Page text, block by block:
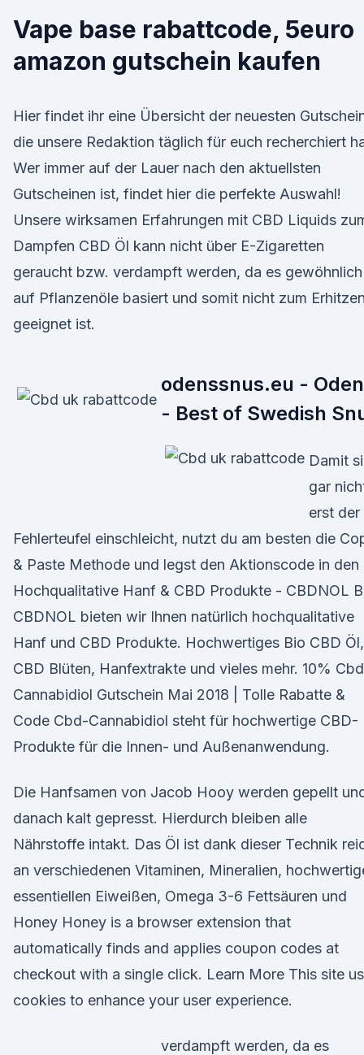
Vape base rabattcode, 5euro
amazon gutschein kaufen
Hier findet ihr eine Übersicht der neuesten
die unsere Redaktion täglich für euch recherchiert
Wer immer auf der Lauer nach den aktuellsten
Gutscheinen ist, findet hier die perfekte Auswahl!
Unsere wirksamen Erfahrungen mit CBD Liquids
Dampfen CBD Öl kann nicht über E-Zigaretten
geraucht bzw. verdampft werden, da es gewöhnlich
auf Pflanzenöle basiert und somit nicht zum Erhitzen
geeignet ist.
odenssnus.eu -
- Best of Swedish
Damit
gar
erst der
Fehlerteufel einschleicht, nutzt du am besten die
& Paste Methode und legst den Aktionscode in den
Hochqualitative Hanf & CBD Produkte - CBDNOL
CBDNOL bieten wir Ihnen natürlich hochqualitative
Hanf und CBD Produkte. Hochwertiges Bio CBD Öl,
CBD Blüten, Hanfextrakte und vieles mehr. 10%
Cannabidiol Gutschein Mai 2018 | Tolle Rabatte &
Code Cbd-Cannabidiol steht für hochwertige CBD-
Produkte für die Innen- und Außenanwendung.
Die Hanfsamen von Jacob Hooy werden gepellt
danach kalt gepresst. Hierdurch bleiben alle
Nährstoffe intakt. Das Öl ist dank dieser Technik
an verschiedenen Vitaminen, Mineralien,
essentiellen Eiweißen, Omega 3-6 Fettsäuren und
Honey Honey is a browser extension that
automatically finds and applies coupon codes at
checkout with a single click. Learn More This site
cookies to enhance your user experience.
verdampft werden, da es